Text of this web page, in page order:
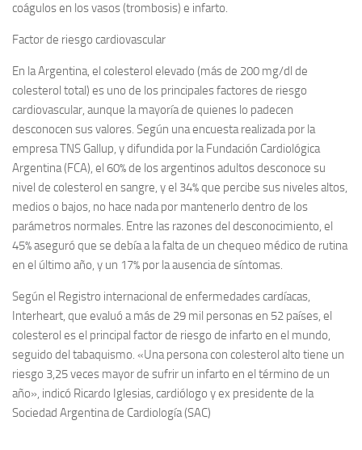
coágulos en los vasos (trombosis) e infarto.
Factor de riesgo cardiovascular
En la Argentina, el colesterol elevado (más de 200 mg/dl de
colesterol total) es uno de los principales factores de riesgo
cardiovascular, aunque la mayoría de quienes lo padecen
desconocen sus valores. Según una encuesta realizada por la
empresa TNS Gallup, y difundida por la Fundación Cardiológica
Argentina (FCA), el 60% de los argentinos adultos desconoce su
nivel de colesterol en sangre, y el 34% que percibe sus niveles altos,
medios o bajos, no hace nada por mantenerlo dentro de los
parámetros normales. Entre las razones del desconocimiento, el
45% aseguró que se debía a la falta de un chequeo médico de rutina
en el último año, y un 17% por la ausencia de síntomas.
Según el Registro internacional de enfermedades cardíacas,
Interheart, que evaluó a más de 29 mil personas en 52 países, el
colesterol es el principal factor de riesgo de infarto en el mundo,
seguido del tabaquismo. «Una persona con colesterol alto tiene un
riesgo 3,25 veces mayor de sufrir un infarto en el término de un
año», indicó Ricardo Iglesias, cardiólogo y ex presidente de la
Sociedad Argentina de Cardiología (SAC)